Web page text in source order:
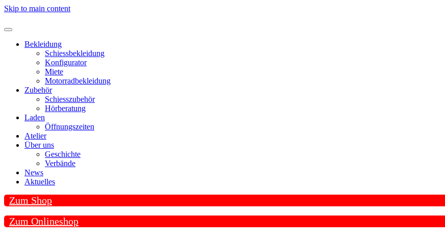
Skip to main content
Bekleidung
Schiessbekleidung
Konfigurator
Miete
Motorradbekleidung
Zubehör
Schiesszubehör
Hörberatung
Laden
Öffnungszeiten
Atelier
Über uns
Geschichte
Verbände
News
Aktuelles
Zum Shop
Zum Onlineshop